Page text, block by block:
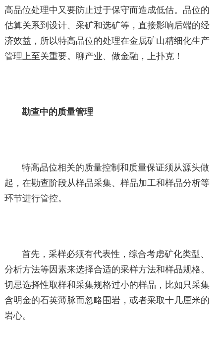
高品位处理中又要防止过于保守而造成低估。品位的
估算关系到设计、采矿和选矿等，直接影响后端的经
济效益，所以特高品位的处理在金属矿山精细化生产
管理上至关重要。聊产业、做金融，上扑克！
勘查中的质量管理
特高品位相关的质量控制和质量保证须从源头做
起，在勘查阶段从样品采集、样品加工和样品分析等
环节进行管控。
首先，采样必须有代表性，综合考虑矿化类型、
分析方法等因素来选择合适的采样方法和样品规格。
切忌选择性取样和采集规格过小的样品，比如只采集
含明金的石英薄脉而忽略围岩，或者采取十几厘米的
岩心。